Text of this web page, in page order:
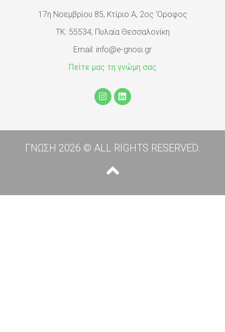
17η Νοεμβρίου 85, Κτίριο Α, 2ος ‘Oροφος
ΤΚ: 55534, Πυλαία Θεσσαλονίκη
Email: info@e-gnosi.gr
Πείτε μας τη γνώμη σας
ΓΝΩΣΗ 2026 © ALL RIGHTS RESERVED.